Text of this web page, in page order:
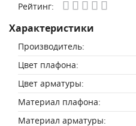
Рейтинг:
Характеристики
Производитель:
Цвет плафона:
Цвет арматуры:
Материал плафона:
Материал арматуры: